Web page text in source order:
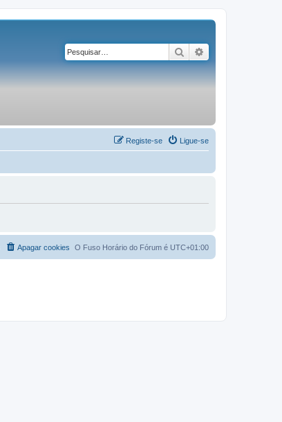
Pesquisar
Ligue-se
Registe-se
O Fuso Horário do Fórum é UTC+01:00
Apagar cookies